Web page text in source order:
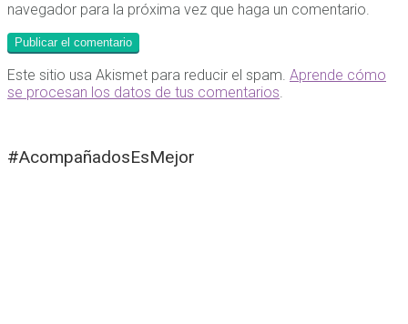
navegador para la próxima vez que haga un comentario.
Este sitio usa Akismet para reducir el spam. Aprende cómo
se procesan los datos de tus comentarios
#AcompañadosEsMejor